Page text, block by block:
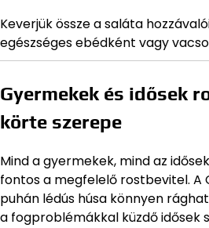
Keverjük össze a saláta
egészséges ebédként vagy
Gyermekek és idősek
körte szerepe
Mind a gyermekek, mind az
fontos a megfelelő rostbevitel.
puhán lédús húsa könnyen
a fogproblémákkal küzdő idősek